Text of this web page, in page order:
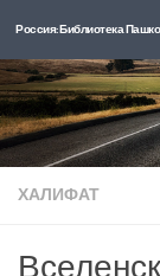
Перейти к
Россия: Библиотека
ХАЛИФАТ